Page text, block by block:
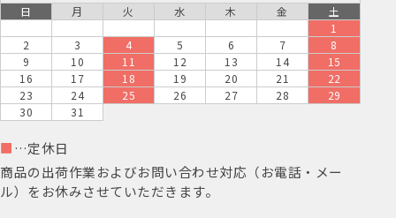
日 月 火 水 木 金
土
1
2
3 4 5 6 7
8
9
10 11 12 13 14
15
16
17 18 19 20 21
22
23
24 25 26 27 28
29
30
31
■ …定休日
商品の出荷作業およびお問い合わせ対応（お電話・メー
ル）をお休みさせていただきます。